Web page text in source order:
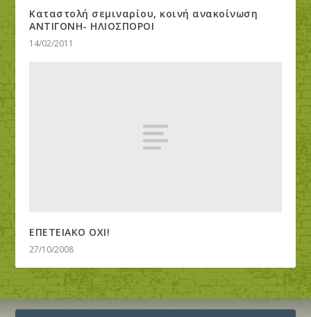
Kαταστολή σεμιναρίου, κοινή ανακοίνωση
ΑΝΤΙΓΟΝΗ- ΗΛΙΟΣΠΟΡΟΙ
14/02/2011
ΕΠΕΤΕΙΑΚΟ ΟΧΙ!
27/10/2008